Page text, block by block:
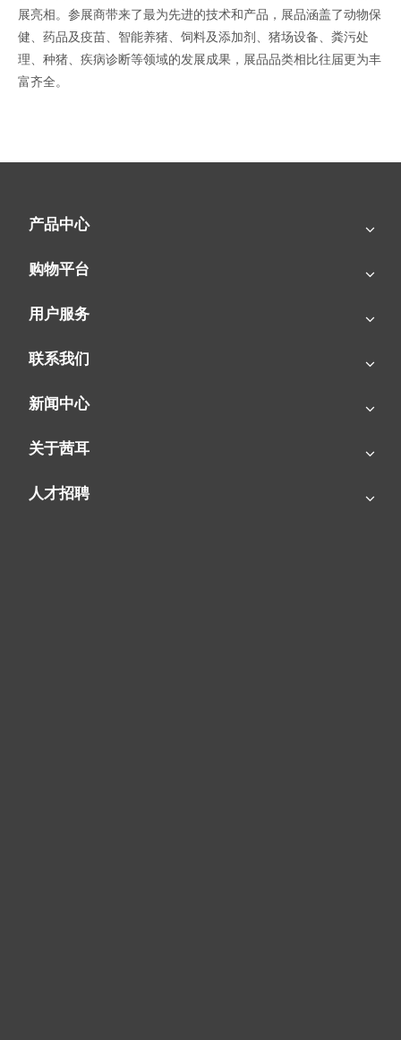
展亮相。参展商带来了最为先进的技术和产品，展品涵盖了动物保
健、药品及疫苗、智能养猪、饲料及添加剂、猪场设备、粪污处
理、种猪、疾病诊断等领域的发展成果，展品品类相比往届更为丰
富齐全。
SIAL将带着新产品带给大家
产品中心
购物平台
用户服务
联系我们
新闻中心
关于茜耳
人才招聘